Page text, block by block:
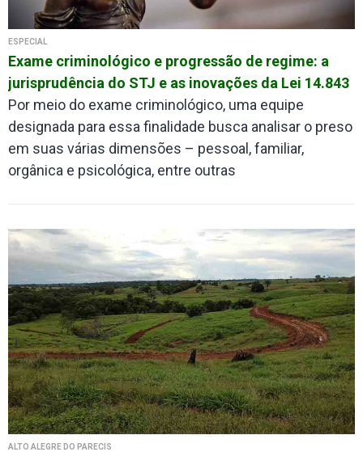
ESPECIAL
Exame criminológico e progressão de regime: a
jurisprudência do STJ e as inovações da Lei 14.843
Por meio do exame criminológico, uma equipe
designada para essa finalidade busca analisar o preso
em suas várias dimensões – pessoal, familiar,
orgânica e psicológica, entre outras
ALTO ALEGRE DO PARECIS